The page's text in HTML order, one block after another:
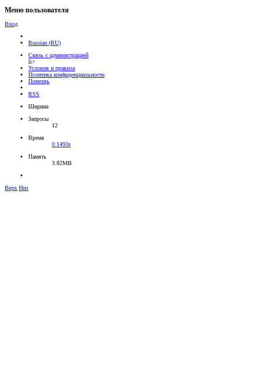
Меню пользователя
Вход
Russian (RU)
Связь с администрацией
li>
Условия и правила
Политика конфиденциальности
Помощь
RSS
Ширина
Запросы
12
Время
0.1493s
Память
3.82MB
Верх Низ